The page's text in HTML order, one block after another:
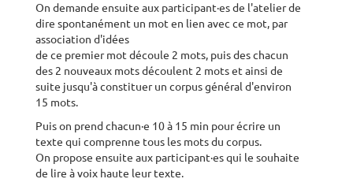
On demande ensuite aux participant·es de l'atelier de
dire spontanément un mot en lien avec ce mot, par
association d'idées
de ce premier mot découle 2 mots, puis des chacun
des 2 nouveaux mots découlent 2 mots et ainsi de
suite jusqu'à constituer un corpus général d'environ
15 mots.
Puis on prend chacun·e 10 à 15 min pour écrire un
texte qui comprenne tous les mots du corpus.
On propose ensuite aux participant·es qui le souhaite
de lire à voix haute leur texte.